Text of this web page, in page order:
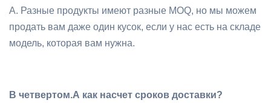
A. Разные продукты имеют разные MOQ, но мы можем
продать вам даже один кусок, если у нас есть на складе
модель, которая вам нужна.
В четвертом.А как насчет сроков доставки?